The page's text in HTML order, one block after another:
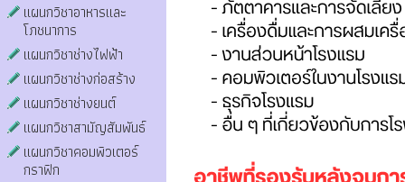
แผนกวิชาอาหารและ
โภชนาการ
แผนกวิชาช่างไฟฟ้า
แผนกวิชาช่างก่อสร้าง
แผนกวิชาช่างยนต์
แผนกวิชาสามัญสัมพันธ์
แผนกวิชาคอมพิวเตอร์
กราฟิก